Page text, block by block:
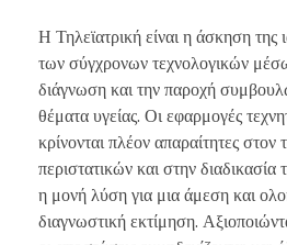
Η Τηλεϊατρική είναι η άσκηση της
των σύγχρονων τεχνολογικών
διάγνωση και την παροχή
θέματα υγείας. Οι εφαρμογές
κρίνονται πλέον απαραίτητες
περιστατικών και στην διαδικασία
η μονή λύση για μια άμεση και
διαγνωστική εκτίμηση.